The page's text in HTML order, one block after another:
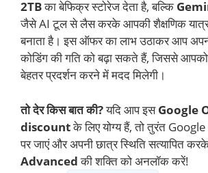
2TBका बेफिक्र स्टोरेज देता है, बल्कि
जैसे AI टूल से लैस करके आपकी शैक्षणिक
बनाता है। इस ऑफर का लाभ उठाकर आप
कोडिंग की गति को बढ़ा सकते हैं, जिससे
बेहतर प्रदर्शन करने में मदद मिलेगी।
तो देर किस बात की?यदि आप इसGoogle
discountके लिए योग्य हैं, तो तुरंत
पर जाएं और अपनी छात्र स्थिति सत्यापित
Advancedकी शक्ति को अनलॉक करें!